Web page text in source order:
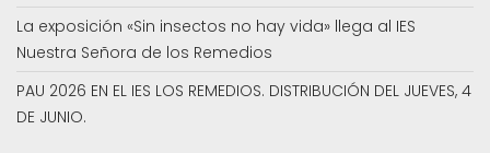
La exposición «Sin insectos no hay vida» llega al IES
Nuestra Señora de los Remedios
PAU 2026 EN EL IES LOS REMEDIOS. DISTRIBUCIÓN DEL JUEVES, 4
DE JUNIO.